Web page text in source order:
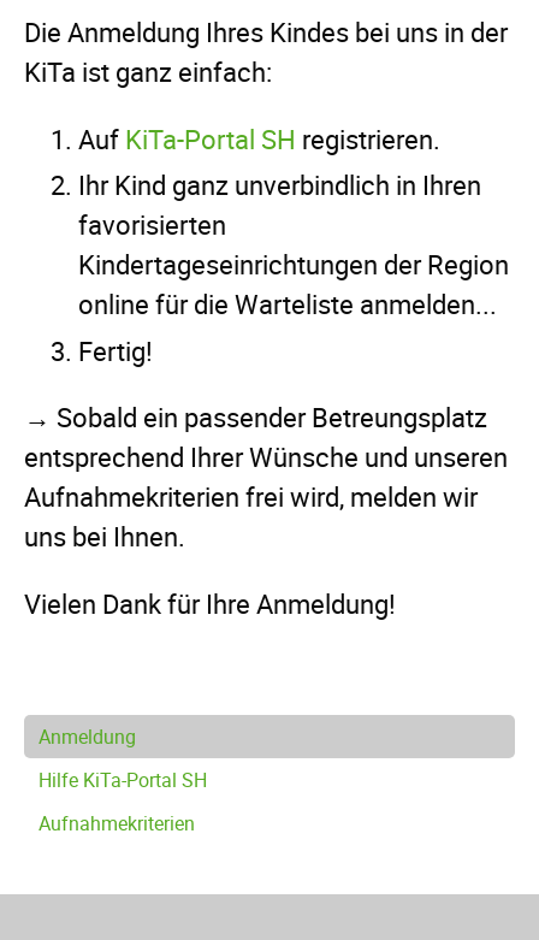
Die Anmeldung Ihres Kindes bei uns in der
KiTa ist ganz einfach:
AufKiTa-Portal SH registrieren.
Ihr Kind ganz unverbindlich in Ihren
favorisierten
Kindertageseinrichtungen der Region
online für die Warteliste anmelden...
Fertig!
→ Sobald ein passender Betreungsplatz
entsprechend Ihrer Wünsche und unseren
Aufnahmekriterien frei wird, melden wir
uns bei Ihnen.
Vielen Dank für Ihre Anmeldung!
Navigation
überspringen
Anmeldung
Hilfe KiTa-Portal SH
Aufnahmekriterien